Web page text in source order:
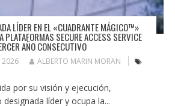
LÍDER EN EL «CUADRANTE MÁGICO™»
SECURE ACCESS SERVICE
AÑO CONSECUTIVO
2026
ALBERTO MARIN MORAN
por su visión y ejecución,
líder y ocupa la...